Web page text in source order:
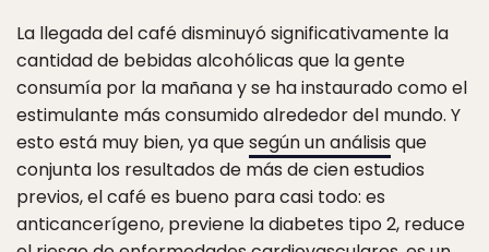
La llegada del café disminuyó significativamente la
cantidad de bebidas alcohólicas que la gente
consumía por la mañana y se ha instaurado como el
estimulante más consumido alrededor del mundo. Y
esto está muy bien, ya quesegún un análisis que
conjunta los resultados de más de cien estudios
previos, el café es bueno para casi todo: es
anticancerígeno, previene la diabetes tipo 2, reduce